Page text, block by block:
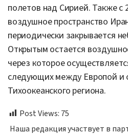
полетов над Сирией. Также с
воздушное пространство
периодически закрывается
Открытым остается
через которое
следующих между Европой и
Тихоокеанского региона.
Post Views: 75
Наша редакция участвует в